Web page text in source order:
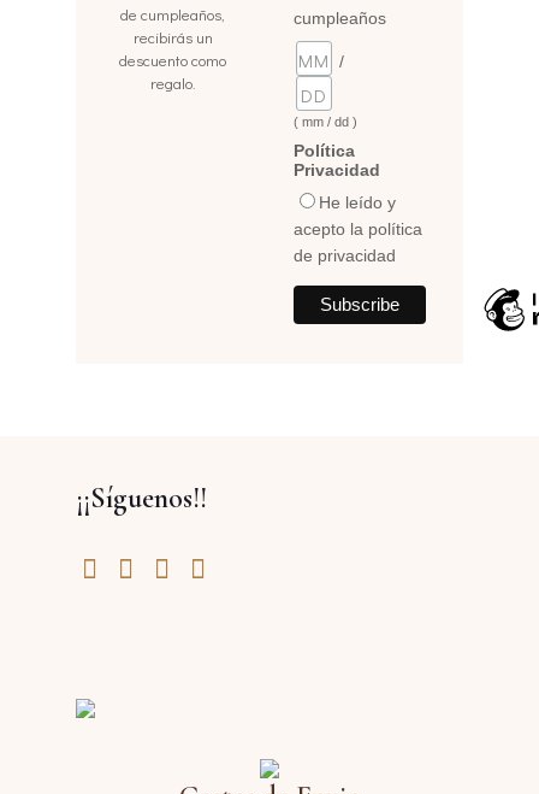
de cumpleaños,
recibirás un
descuento como
regalo.
cumpleaños
/
( mm / dd )
Política
Privacidad
He leído y
acepto la política
de privacidad
¡¡Síguenos!!